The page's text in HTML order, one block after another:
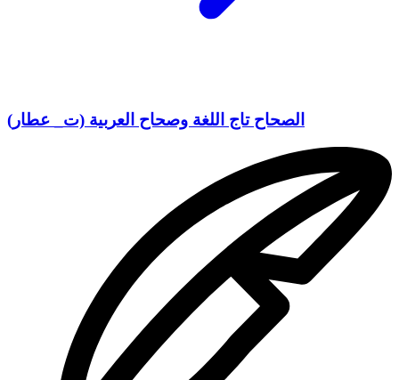
الصحاح تاج اللغة وصحاح العربية (ت_ عطار)